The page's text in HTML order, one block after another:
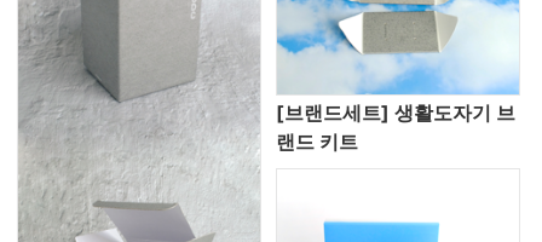
[브랜드세트] 생활도자기 브
랜드 키트